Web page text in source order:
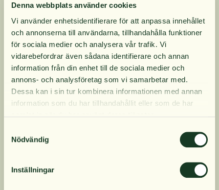
Denna webbplats använder cookies
Vi använder enhetsidentifierare för att anpassa innehållet
och annonserna till användarna, tillhandahålla funktioner
för sociala medier och analysera vår trafik. Vi
vidarebefordrar även sådana identifierare och annan
information från din enhet till de sociala medier och
annons- och analysföretag som vi samarbetar med.
Dessa kan i sin tur kombinera informationen med annan
information som du har tillhandahållit eller som de har
Nödvändig
Inställningar
känner dig trött på grund av överansträngning eller
överträning
Inga onödiga tillsatser
Miljövänligt - återvinningsbar förpackning
Lita på - BioCare har hjälpt till att forma ett
hälsosammare samhälle i över 30 år
Lämplig för vegetarianer och veganer
30 dagar med 2 kapslar per dag
Produktinformation
Innehåll
10% rabatt på
din första order
våra nyheter.
läs mer här
. Genom att även fylla i telefonnumret
samtycker du till att ta emot marknadsförings-SMS